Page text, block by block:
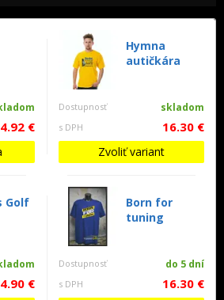
4.92 €
Hymna
autičkára
Dostupnosť skladom
s DPH 16.30 €
Zvoliť variant
Golf
€
Born for
tuning
Dostupnosť do 5 dní
s DPH 16.30 €